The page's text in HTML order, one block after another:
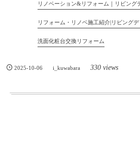
リノベーション&リフォーム｜リビング
リフォーム・リノベ施工紹介|リビングデ
洗面化粧台交換リフォーム
2025-10-06 i_kuwabara 330 views